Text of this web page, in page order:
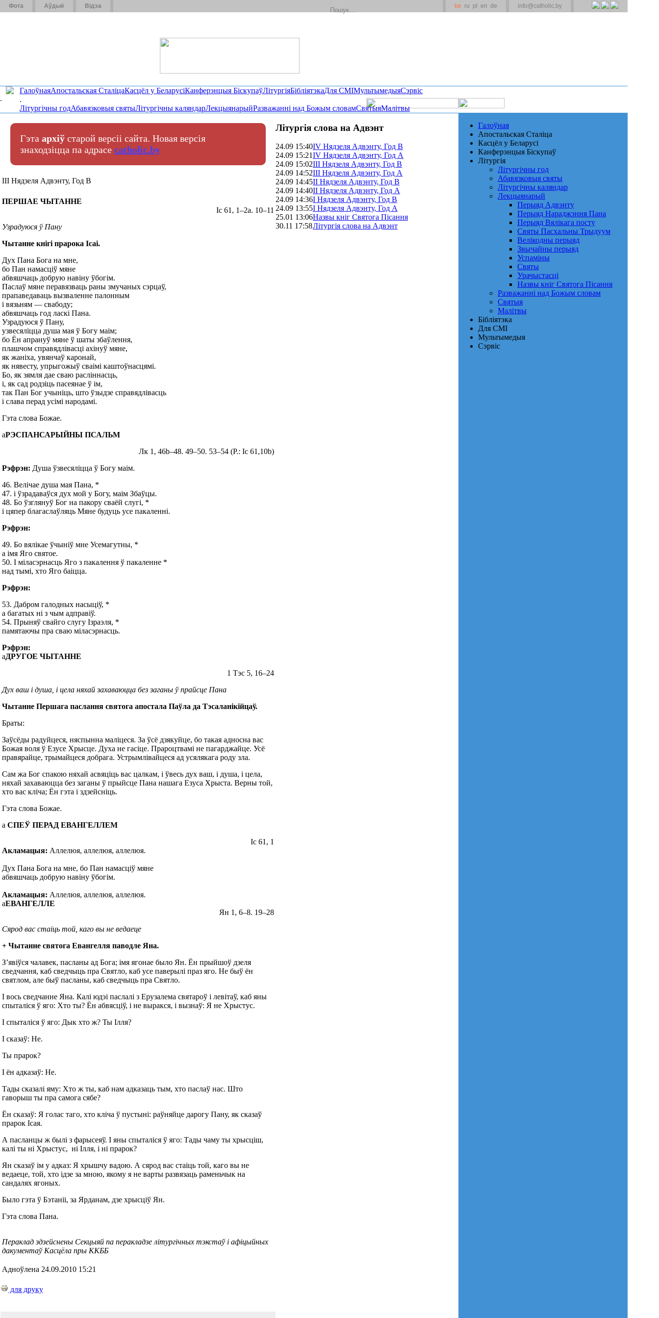
Фота Аўдыё Відэа be ru pl en de info@catholic.by
.
ГалоўнаяАпостальская СталіцаКасцёл у БеларусіКанферэнцыя БіскупаўЛітургіяБібліятэкаДля СМІМультымедыяСэрвіс
.
Літургічны годАбавязковыя святыЛітургічны каляндарЛекцыянарыйРазважанні над Божым словамСвятыяМалітвы
Гэта архіў старой версіі сайта. Новая версія
знаходзіцца па адрасе catholic.by
ІІI Нядзеля Адвэнту, Год B
ПЕРШАЕ ЧЫТАННЕ
Іс 61, 1–2а. 10–11
Узрадуюся ў Пану
Чытанне кнігі прарока Ісаі.
Дух Пана Бога на мне,
бо Пан намасціў мяне
абвяшчаць добрую навіну ўбогім.
Паслаў мяне перавязваць раны змучаных сэрцаў,
прапаведаваць вызваленне палонным
і вязьням — свабоду;
абвяшчаць год ласкі Пана.
Узрадуюся ў Пану,
узвесяліцца душа мая ў Богу маім;
бо Ён апрануў мяне ў шаты збаўлення,
плашчом справядлівасці ахінуў мяне,
як жаніха, увянчаў каронай,
як нявесту, упрыгожыў сваімі каштоўнасцямі.
Бо, як зямля дае сваю расліннасць,
і, як сад родзіць пасеянае ў ім,
так Пан Бог учыніць, што ўзыдзе справядлівасць
і слава перад усімі народамі.
Гэта слова Божае.
аРЭСПАНСАРЫЙНЫ ПСАЛЬМ
Лк 1, 46b–48. 49–50. 53–54 (Р.: Іс 61,10b)
Рэфрэн: Душа ўзвесяліцца ў Богу маім.
46. Велічае душа мая Пана, *
47. і ўзрадаваўся дух мой у Богу, маім Збаўцы.
48. Бо ўзглянуў Бог на пакору сваёй слугі, *
і цяпер благаслаўляць Мяне будуць усе пакаленні.
Рэфрэн:
49. Бо вялікае ўчыніў мне Усемагутны, *
а імя Яго святое.
50. І міласэрнасць Яго з пакалення ў пакаленне *
над тымі, хто Яго баіцца.
Рэфрэн:
53. Дабром галодных насыціў, *
а багатых ні з чым адправіў.
54. Прыняў свайго слугу Ізраэля, *
памятаючы пра сваю міласэрнасць.
Рэфрэн:
аДРУГОЕ ЧЫТАННЕ
1 Тэс 5, 16–24
Дух ваш і душа, і цела няхай захаваюцца без заганы ў прайсце Пана
Чытанне Першага паслання святога апостала Паўла да Тэсаланікійцаў.
Браты:
Заўсёды радуйцеся, няспынна маліцеся. За ўсё дзякуйце, бо такая адносна вас
Божая воля ў Езусе Хрысце. Духа не гасіце. Прароцтвамі не пагарджайце. Усё
правярайце, трымайцеся добрага. Устрымлівайцеся ад усялякага роду зла.
Сам жа Бог спакою няхай асвяціць вас цалкам, і ўвесь дух ваш, і душа, і цела,
няхай захаваюцца без заганы ў прыйсце Пана нашага Езуса Хрыста. Верны той,
хто вас кліча; Ён гэта і здзейсніць.
Гэта слова Божае.
а СПЕЎ ПЕРАД ЕВАНГЕЛЛЕМ
Іс 61, 1
Акламацыя: Аллелюя, аллелюя, аллелюя.
Дух Пана Бога на мне, бо Пан намасціў мяне
абвяшчаць добрую навіну ўбогім.
Акламацыя: Аллелюя, аллелюя, аллелюя.
аЕВАНГЕЛЛЕ
Ян 1, 6–8. 19–28
Сярод вас стаіць той, каго вы не ведаеце
+ Чытанне святога Евангелля паводле Яна.
З’явіўся чалавек, пасланы ад Бога; імя ягонае было Ян. Ён прыйшоў дзеля
сведчання, каб сведчыць пра Святло, каб усе паверылі праз яго. Не быў ён
святлом, але быў пасланы, каб сведчыць пра Святло.
І вось сведчанне Яна. Калі юдэі паслалі з Ерузалема святароў і левітаў, каб яны
спыталіся ў яго: Хто ты? Ён абвясціў, і не выракся, і вызнаў: Я не Хрыстус.
І спыталіся ў яго: Дык хто ж? Ты Ілля?
І сказаў: Не.
Ты прарок?
І ён адказаў: Не.
Тады сказалі яму: Хто ж ты, каб нам адказаць тым, хто паслаў нас. Што
гаворыш ты пра самога сябе?
Ён сказаў: Я голас таго, хто кліча ў пустыні: раўняйце дарогу Пану, як сказаў
прарок Ісая.
А пасланцы ж былі з фарысеяў. І яны спыталіся ў яго: Тады чаму ты хрысціш,
калі ты ні Хрыстус, ні Ілля, і ні прарок?
Ян сказаў ім у адказ: Я хрышчу вадою. А сярод вас стаіць той, каго вы не
ведаеце, той, хто ідзе за мною, якому я не варты развязаць раменьчык на
сандалях ягоных.
Было гэта ў Бэтаніі, за Ярданам, дзе хрысціў Ян.
Гэта слова Пана.
Пераклад здзейснены Секцыяй па перакладзе літургічных тэкстаў і афіцыйных
дакументаў Касцёла пры ККББ
Адноўлена 24.09.2010 15:21
для друку
Літургія слова на Адвэнт
24.09 15:40IV Нядзеля Адвэнту, Год B
24.09 15:21ІV Нядзеля Адвэнту, Год A
24.09 15:02ІІI Нядзеля Адвэнту, Год B
24.09 14:52ІІI Нядзеля Адвэнту, Год A
24.09 14:45II Нядзеля Адвэнту, Год B
24.09 14:40ІI Нядзеля Адвэнту, Год A
24.09 14:36І Нядзеля Адвэнту, Год В
24.09 13:55І Нядзеля Адвэнту, Год A
25.01 13:06Назвы кніг Святога Пісання
30.11 17:58Літургія слова на Адвэнт
Галоўная
Апостальская Сталіца
Касцёл у Беларусі
Канферэнцыя Біскупаў
Літургія
Літургічны год
Абавязковыя святы
Літургічны каляндар
Лекцыянарый
Перыяд Адвэнту
Перыяд Нараджэння Пана
Перыяд Вялікага посту
Святы Пасхальны Трыдуум
Велікодны перыяд
Звычайны перыяд
Успаміны
Святы
Урачыстасці
Назвы кніг Святога Пісання
Разважанні над Божым словам
Святыя
Малітвы
Бібліятэка
Для СМІ
Мультымедыя
Сэрвіс